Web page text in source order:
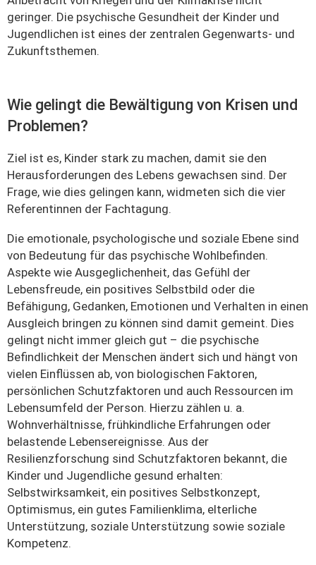
geringer. Die psychische Gesundheit der Kinder und
Jugendlichen ist eines der zentralen Gegenwarts- und
Zukunftsthemen.
Wie gelingt die Bewältigung von Krisen und
Problemen?
Ziel ist es, Kinder stark zu machen, damit sie den
Herausforderungen des Lebens gewachsen sind. Der
Frage, wie dies gelingen kann, widmeten sich die vier
Referentinnen der Fachtagung.
Die emotionale, psychologische und soziale Ebene sind
von Bedeutung für das psychische Wohlbefinden.
Aspekte wie Ausgeglichenheit, das Gefühl der
Lebensfreude, ein positives Selbstbild oder die
Befähigung, Gedanken, Emotionen und Verhalten in einen
Ausgleich bringen zu können sind damit gemeint. Dies
gelingt nicht immer gleich gut – die psychische
Befindlichkeit der Menschen ändert sich und hängt von
vielen Einflüssen ab, von biologischen Faktoren,
persönlichen Schutzfaktoren und auch Ressourcen im
Lebensumfeld der Person. Hierzu zählen u. a.
Wohnverhältnisse, frühkindliche Erfahrungen oder
belastende Lebensereignisse. Aus der
Resilienzforschung sind Schutzfaktoren bekannt, die
Kinder und Jugendliche gesund erhalten:
Selbstwirksamkeit, ein positives Selbstkonzept,
Optimismus, ein gutes Familienklima, elterliche
Unterstützung, soziale Unterstützung sowie soziale
Kompetenz.